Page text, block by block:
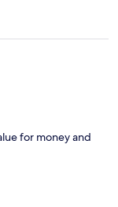
for money and